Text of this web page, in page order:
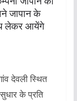
जापान के
लेकर आयेंगे
देवली स्थित
के प्रति